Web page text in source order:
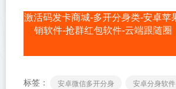
激活码发卡商城-多开分身类-安卓苹
销软件-抢群红包软件-云端跟随
标签： 安卓微信多开分身 安卓分身软件